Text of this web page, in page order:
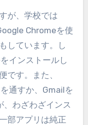
が、学校では
Chromeを使
しています。し
インストールし
です。また、
通すか、Gmailを
わざわざインス
部アプリは純正